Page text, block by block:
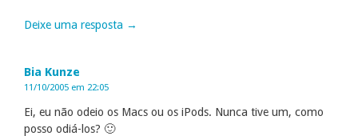
Deixe uma resposta →
Bia Kunze
11/10/2005 em 22:05
Ei, eu não odeio os Macs ou os iPods. Nunca tive um, como
posso odiá-los? 🙂